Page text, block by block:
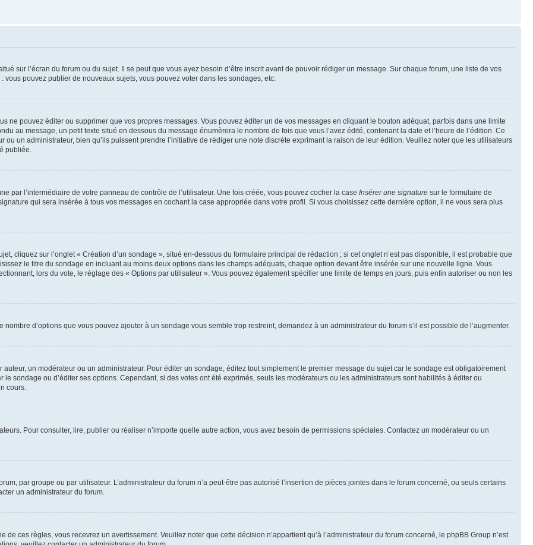
sur l’écran du forum ou du sujet. Il se peut que vous ayez besoin d’être inscrit avant de pouvoir rédiger un message. Sur chaque forum, une liste de vos
pouvez publier de nouveaux sujets, vous pouvez voter dans les sondages, etc.
ne pouvez éditer ou supprimer que vos propres messages. Vous pouvez éditer un de vos messages en cliquant le bouton adéquat, parfois dans une limite
au message, un petit texte situé en dessous du message énumèrera le nombre de fois que vous l’avez édité, contenant la date et l’heure de l’édition. Ce
ou un administrateur, bien qu’ils puissent prendre l’initiative de rédiger une note discrète exprimant la raison de leur édition. Veuillez noter que les utilisateurs
publiée.
par l’intermédiaire de votre panneau de contrôle de l’utilisateur. Une fois créée, vous pouvez cocher la case Insérer une signature sur le formulaire de
qui sera insérée à tous vos messages en cochant la case appropriée dans votre profil. Si vous choisissez cette dernière option, il ne vous sera plus
cliquez sur l’onglet « Création d’un sondage », situé en-dessous du formulaire principal de rédaction ; si cet onglet n’est pas disponible, il est probable que
le titre du sondage en incluant au moins deux options dans les champs adéquats, chaque option devant être insérée sur une nouvelle ligne. Vous
lors du vote, le réglage des « Options par utilisateur ». Vous pouvez également spécifier une limite de temps en jours, puis enfin autoriser ou non les
d’options que vous pouvez ajouter à un sondage vous semble trop restreint, demandez à un administrateur du forum s’il est possible de l’augmenter.
un modérateur ou un administrateur. Pour éditer un sondage, éditez tout simplement le premier message du sujet car le sondage est obligatoirement
sondage ou d’éditer ses options. Cependant, si des votes ont été exprimés, seuls les modérateurs ou les administrateurs sont habilités à éditer ou
cours.
Pour consulter, lire, publier ou réaliser n’importe quelle autre action, vous avez besoin de permissions spéciales. Contactez un modérateur ou un
par groupe ou par utilisateur. L’administrateur du forum n’a peut-être pas autorisé l’insertion de pièces jointes dans le forum concerné, ou seuls certains
un administrateur du forum.
ces règles, vous recevrez un avertissement. Veuillez noter que cette décision n’appartient qu’à l’administrateur du forum concerné, le phpBB Group n’est